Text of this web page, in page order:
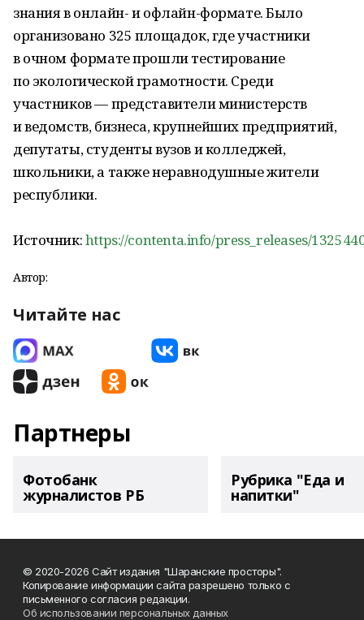
знания в онлайн- и офлайн-формате. Было
организовано 325 площадок, где участники
в очном формате прошли тестирование
по экологической грамотности. Среди
участников — представители министерств
и ведомств, бизнеса, крупнейших предприятий,
депутаты, студенты вузов и колледжей,
школьники, а также неравнодушные жители
республики.
Источник:https://contenta.info/press_releases/
Автор:
Читайте нас
Партнеры
Фотобанк
журналистов РБ
Рубрика "Еда и
напитки"
© 2020-2026 Сайт издания "Шаранские просторы".
Копирование информации сайта разрешено только с
письменного согласия редакции.
Об использовании персональных данных